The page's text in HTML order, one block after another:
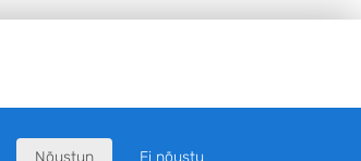
Nõustun Ei nõustu